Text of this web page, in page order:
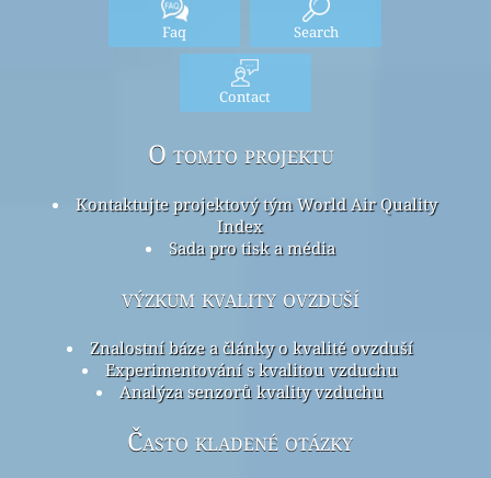
Faq Search
Contact
O tomto projektu
Kontaktujte projektový tým World Air Quality
Index
Sada pro tisk a média
výzkum kvality ovzduší
Znalostní báze a články o kvalitě ovzduší
Experimentování s kvalitou vzduchu
Analýza senzorů kvality vzduchu
Často kladené otázky